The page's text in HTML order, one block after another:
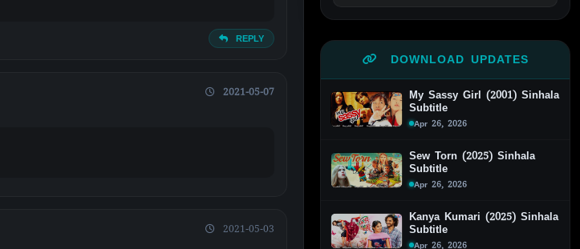
REPLY
2021-05-07
2021-05-03
DOWNLOAD UPDATES
My Sassy Girl (2001) Sinhala
Subtitle
Apr 26, 2026
Sew Torn (2025) Sinhala
Subtitle
Apr 26, 2026
Kanya Kumari (2025) Sinhala
Subtitle
Apr 26, 2026